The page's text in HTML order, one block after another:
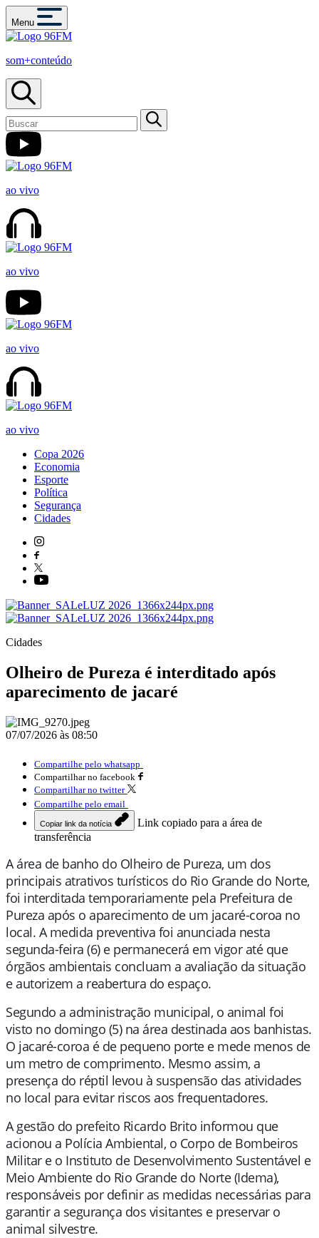
Menu
som+conteúdo
ao vivo
ao vivo
ao vivo
ao vivo
Copa 2026
Economia
Esporte
Política
Segurança
Cidades
Cidades
Olheiro de Pureza é interditado após
aparecimento de jacaré
07/07/2026 às 08:50
Compartilhe pelo whatsapp
Compartilhar no facebook
Compartilhar no twitter
Compartilhe pelo email
Copiar link da notícia
Link copiado para a área de
transferência
A área de banho do Olheiro de Pureza, um dos
principais atrativos turísticos do Rio Grande do Norte,
foi interditada temporariamente pela Prefeitura de
Pureza após o aparecimento de um jacaré-coroa no
local. A medida preventiva foi anunciada nesta
segunda-feira (6) e permanecerá em vigor até que
órgãos ambientais concluam a avaliação da situação
e autorizem a reabertura do espaço.
Segundo a administração municipal, o animal foi
visto no domingo (5) na área destinada aos banhistas.
O jacaré-coroa é de pequeno porte e mede menos de
um metro de comprimento. Mesmo assim, a
presença do réptil levou à suspensão das atividades
no local para evitar riscos aos frequentadores.
A gestão do prefeito Ricardo Brito informou que
acionou a Polícia Ambiental, o Corpo de Bombeiros
Militar e o Instituto de Desenvolvimento Sustentável e
Meio Ambiente do Rio Grande do Norte (Idema),
responsáveis por definir as medidas necessárias para
garantir a segurança dos visitantes e preservar o
animal silvestre.